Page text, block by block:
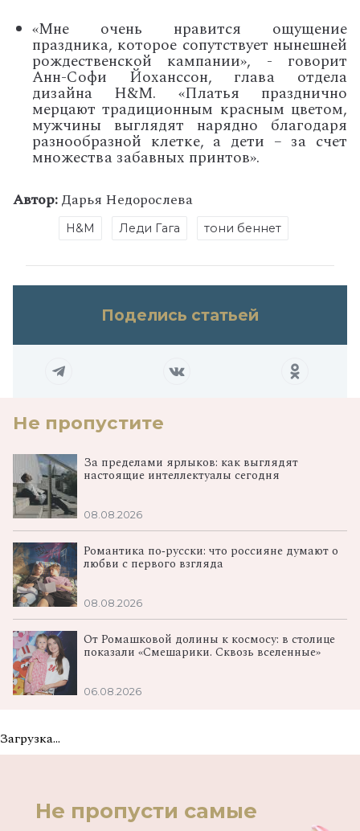
«Мне очень нравится ощущение
праздника, которое сопутствует нынешней
рождественской кампании», - говорит
Анн-Софи Йоханссон, глава отдела
дизайна H&M. «Платья празднично
мерцают традиционным красным цветом,
мужчины выглядят нарядно благодаря
разнообразной клетке, а дети – за счет
множества забавных принтов».
Автор:Дарья Недорослева
H&M Леди Гага тони беннет
Поделись статьей
Не пропустите
За пределами ярлыков: как выглядят
настоящие интеллектуалы сегодня
08.08.2026
Романтика по‑русски: что россияне думают о
любви с первого взгляда
08.08.2026
От Ромашковой долины к космосу: в столице
показали «Смешарики. Сквозь вселенные»
06.08.2026
Загрузка...
Не пропусти самые